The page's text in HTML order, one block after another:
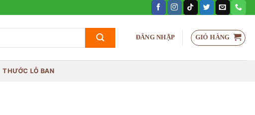
ĐĂNG NHẬP GIỎ HÀNG
THƯỚC LỖ BAN